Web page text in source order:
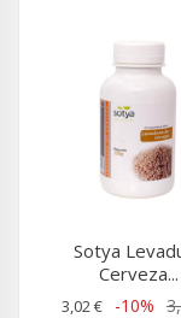
Sotya
Cerveza...
3,02 € -10%